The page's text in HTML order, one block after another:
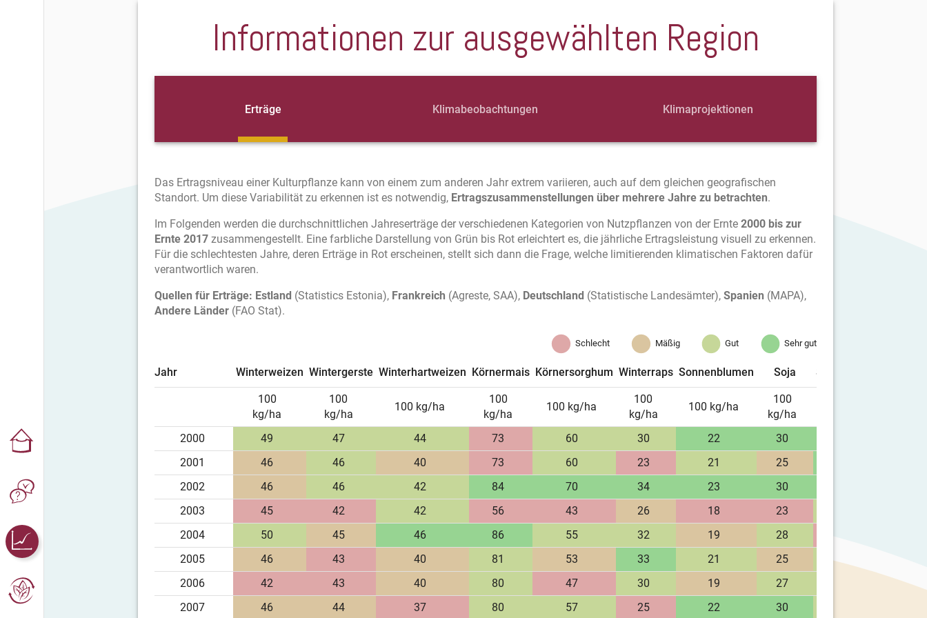
Informationen zur ausgewählten Region
Erträge Klimabeobachtungen Klimaprojektionen
Das Ertragsniveau einer Kulturpflanze kann von einem zum anderen Jahr extrem variieren, auch auf dem gleichen geografischen
Standort. Um diese Variabilität zu erkennen ist es notwendig, Ertragszusammenstellungen über mehrere Jahre zu betrachten.
Im Folgenden werden die durchschnittlichen Jahreserträge der verschiedenen Kategorien von Nutzpflanzen von der Ernte 2000 bis zur
Ernte 2017 zusammengestellt. Eine farbliche Darstellung von Grün bis Rot erleichtert es, die jährliche Ertragsleistung visuell zu erkennen.
Für die schlechtesten Jahre, deren Erträge in Rot erscheinen, stellt sich dann die Frage, welche limitierenden klimatischen Faktoren dafür
verantwortlich waren.
Quellen für Erträge: Estland (Statistics Estonia), Frankreich (Agreste, SAA), Deutschland (Statistische Landesämter), Spanien (MAPA),
Andere Länder (FAO Stat).
Schlecht Mäßig Gut Sehr gut
Jahr Winterweizen Wintergerste Winterhartweizen Körnermais Körnersorghum Winterraps Sonnenblumen Soja Sommererbse
100
kg/ha
100
kg/ha
100 kg/ha
100
kg/ha
100 kg/ha
100
kg/ha
100 kg/ha
100
kg/ha
2000
49 47 44 73 60 30 22 30
2001
46 46 40 73 60 23 21 25
2002
46 46 42 84 70 34 23 30
2003
45 42 42 56 43 26 18 23
2004
50 45 46 86 55 32 19 28
2005
46 43 40 81 53 33 21 25
2006
42 43 40 80 47 30 19 27
2007
46 44 37 80 57 25 22 30